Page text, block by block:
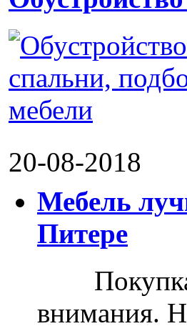
20-08-2018
Мебель
Питере
Покупка
внимания.